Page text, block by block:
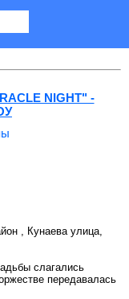
NIGHT" -
, Кунаева улица,
слагались
передавалась